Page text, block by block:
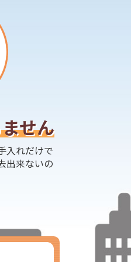
せん
入れだけで
出来ないの